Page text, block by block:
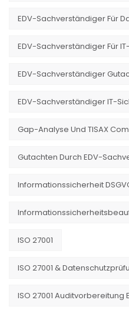
EDV-Sachverständiger Für
EDV-Sachverständiger Für
EDV-Sachverständiger
EDV-Sachverständiger IT-
Gap-Analyse Und TISAX
Gutachten Durch EDV-
Informationssicherheit
ISO 27001
ISO 27001 &
ISO 27001 Auditvorbereitung